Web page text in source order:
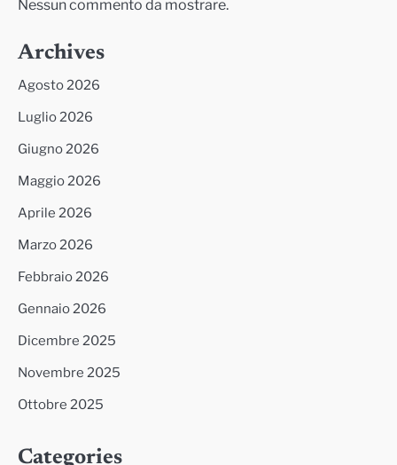
Nessun commento da mostrare.
Archives
Agosto 2026
Luglio 2026
Giugno 2026
Maggio 2026
Aprile 2026
Marzo 2026
Febbraio 2026
Gennaio 2026
Dicembre 2025
Novembre 2025
Ottobre 2025
Categories